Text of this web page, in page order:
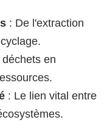
: De l'extraction
en
: Le lien vital entre